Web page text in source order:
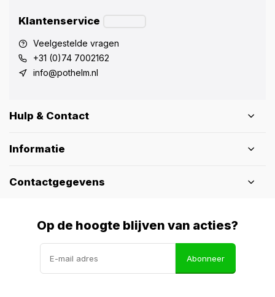
Klantenservice
Veelgestelde vragen
+31 (0)74 7002162
info@pothelm.nl
Hulp & Contact
Informatie
Contactgegevens
Op de hoogte blijven van acties?
Abonneer